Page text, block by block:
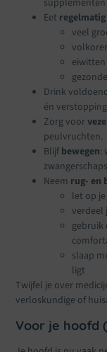
Eet
veel
Drink
én
Zorg voor
peulvruchten.
Blijf bewegen:
Neem rug- en
let op
verdeel
gebruik
slaap
ligt
Twijfel je over
verloskundige of
Voor je hoofd